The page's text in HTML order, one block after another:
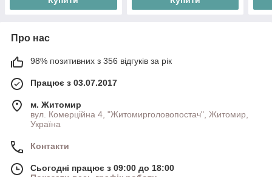
Про нас
98% позитивних з 356 відгуків за рік
Працює з 03.07.2017
м. Житомир
вул. Комерційна 4, "Житомирголовопостач", Житомир,
Україна
Контакти
Сьогодні працює з 09:00 до 18:00